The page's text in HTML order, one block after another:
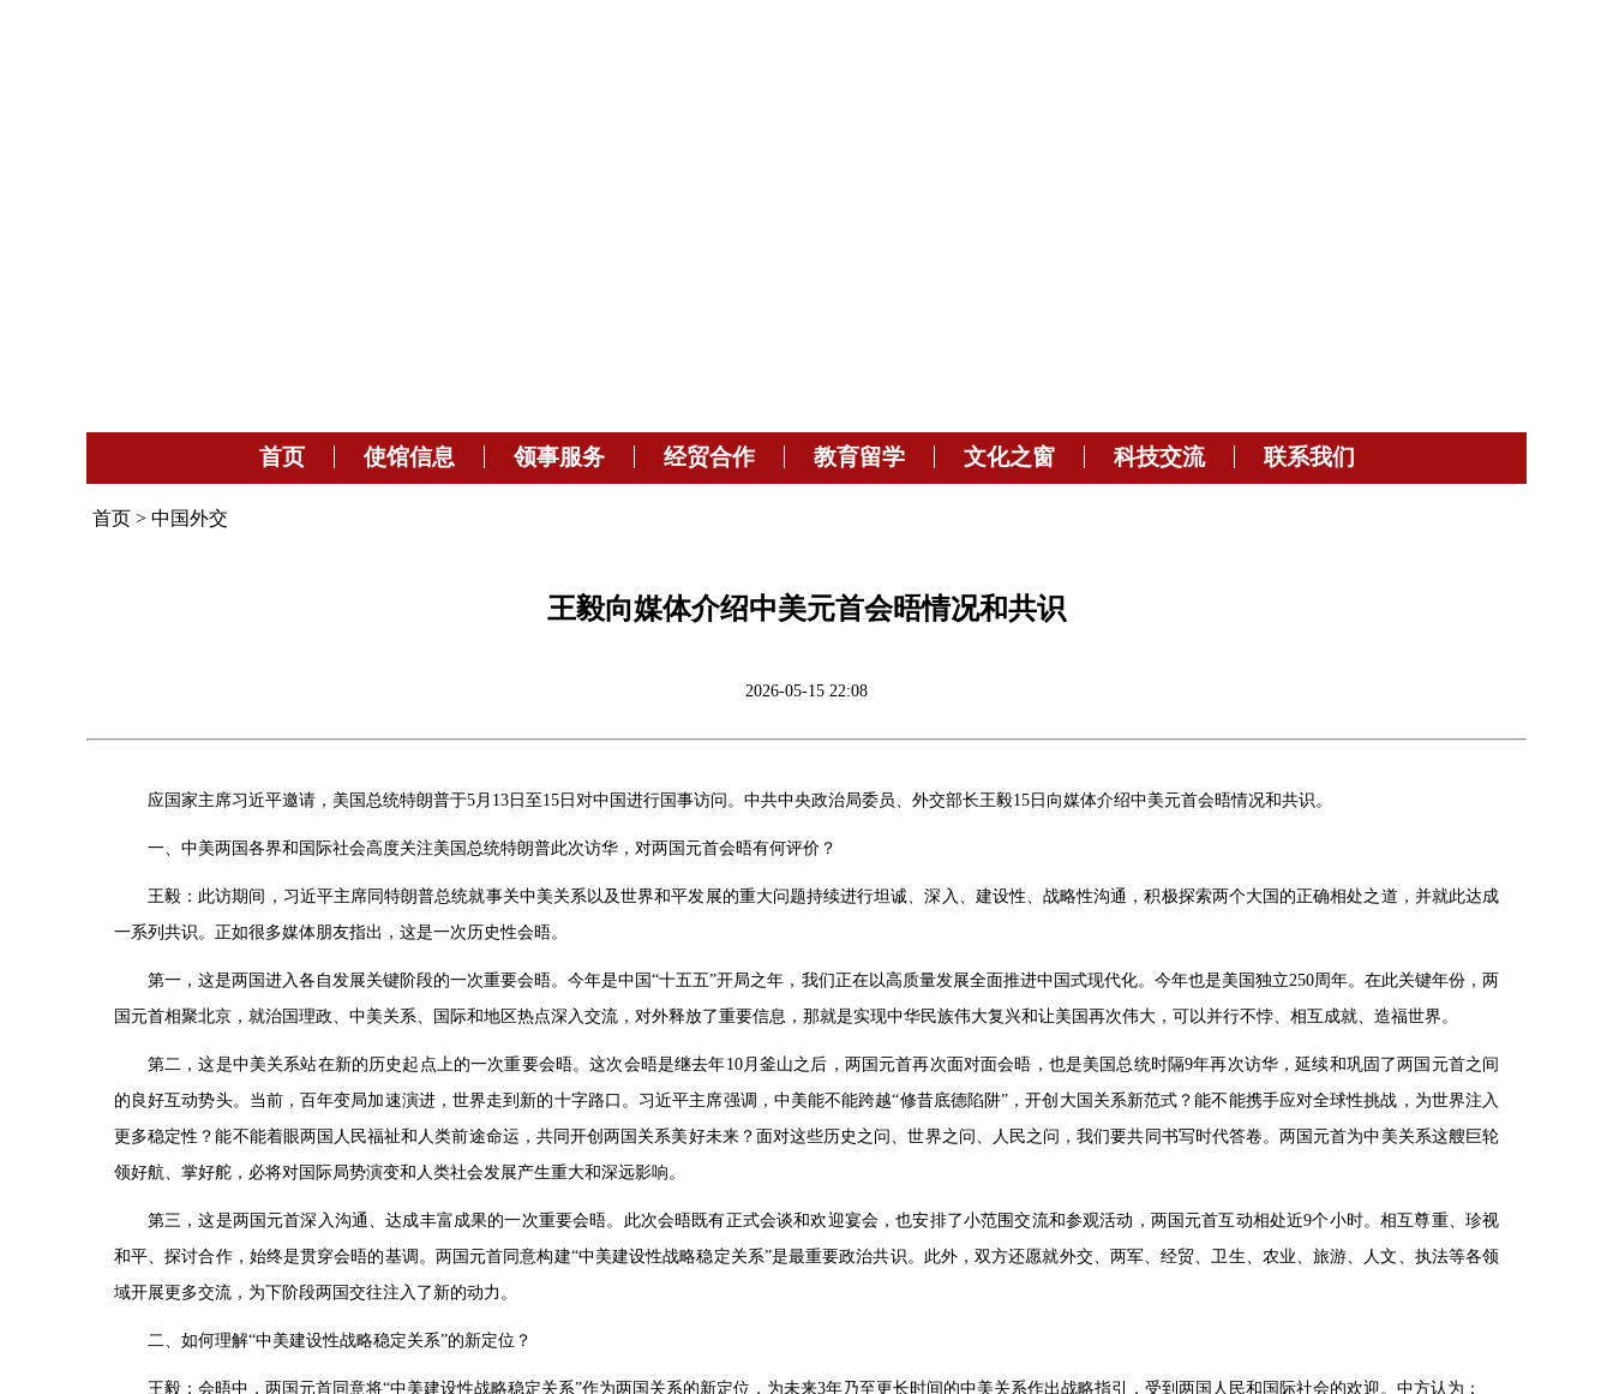
首页 使馆信息 领事服务 经贸合作 教育留学 文化之窗 科技交流 联系我们
首页 > 中国外交
王毅向媒体介绍中美元首会晤情况和共识
2026-05-15 22:08
应国家主席习近平邀请，美国总统特朗普于5月13日至15日对中国进行国事访问。中共中央政治局委员、外交部长王毅15日向媒体介绍中美元首会晤情况和共识。
一、中美两国各界和国际社会高度关注美国总统特朗普此次访华，对两国元首会晤有何评价？
王毅：此访期间，习近平主席同特朗普总统就事关中美关系以及世界和平发展的重大问题持续进行坦诚、深入、建设性、战略性沟通，积极探索两个大国的正确相处之道，并就此达成
一系列共识。正如很多媒体朋友指出，这是一次历史性会晤。
第一，这是两国进入各自发展关键阶段的一次重要会晤。今年是中国“十五五”开局之年，我们正在以高质量发展全面推进中国式现代化。今年也是美国独立250周年。在此关键年份，两
国元首相聚北京，就治国理政、中美关系、国际和地区热点深入交流，对外释放了重要信息，那就是实现中华民族伟大复兴和让美国再次伟大，可以并行不悖、相互成就、造福世界。
第二，这是中美关系站在新的历史起点上的一次重要会晤。这次会晤是继去年10月釜山之后，两国元首再次面对面会晤，也是美国总统时隔9年再次访华，延续和巩固了两国元首之间
的良好互动势头。当前，百年变局加速演进，世界走到新的十字路口。习近平主席强调，中美能不能跨越“修昔底德陷阱”，开创大国关系新范式？能不能携手应对全球性挑战，为世界注入
更多稳定性？能不能着眼两国人民福祉和人类前途命运，共同开创两国关系美好未来？面对这些历史之问、世界之问、人民之问，我们要共同书写时代答卷。两国元首为中美关系这艘巨轮
领好航、掌好舵，必将对国际局势演变和人类社会发展产生重大和深远影响。
第三，这是两国元首深入沟通、达成丰富成果的一次重要会晤。此次会晤既有正式会谈和欢迎宴会，也安排了小范围交流和参观活动，两国元首互动相处近9个小时。相互尊重、珍视
和平、探讨合作，始终是贯穿会晤的基调。两国元首同意构建“中美建设性战略稳定关系”是最重要政治共识。此外，双方还愿就外交、两军、经贸、卫生、农业、旅游、人文、执法等各领
域开展更多交流，为下阶段两国交往注入了新的动力。
二、如何理解“中美建设性战略稳定关系”的新定位？
王毅：会晤中，两国元首同意将“中美建设性战略稳定关系”作为两国关系的新定位，为未来3年乃至更长时间的中美关系作出战略指引，受到两国人民和国际社会的欢迎。中方认为：